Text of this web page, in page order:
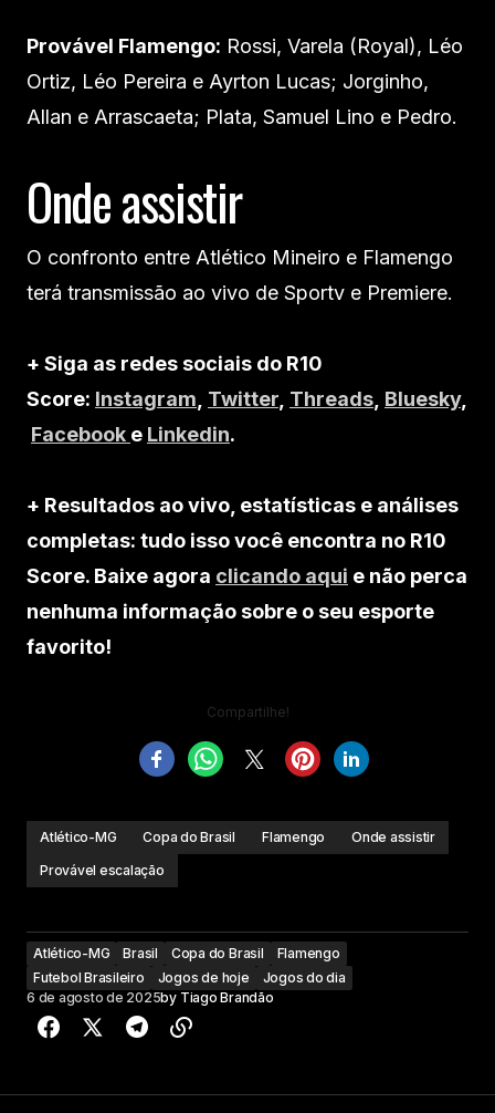
Provável Flamengo: Rossi, Varela (Royal), Léo
Ortiz, Léo Pereira e Ayrton Lucas; Jorginho,
Allan e Arrascaeta; Plata, Samuel Lino e Pedro.
Onde assistir
O confronto entre Atlético Mineiro e Flamengo
terá transmissão ao vivo de Sportv e Premiere.
+ Siga as redes sociais do R10
Score: Instagram Twitter Threads Bluesky,
Facebook e Linkedin.
+ Resultados ao vivo, estatísticas e análises
completas: tudo isso você encontra no R10
Score. Baixe agora clicando aqui e não perca
nenhuma informação sobre o seu esporte
favorito!
Compartilhe!
Atlético-MG Copa do Brasil Flamengo
Onde assistir
Provável escalação
Atlético-MG Brasil Copa do Brasil
Flamengo
Futebol Brasileiro
Jogos de hoje
Jogos do dia
6 de agosto de 2025by Tiago Brandão